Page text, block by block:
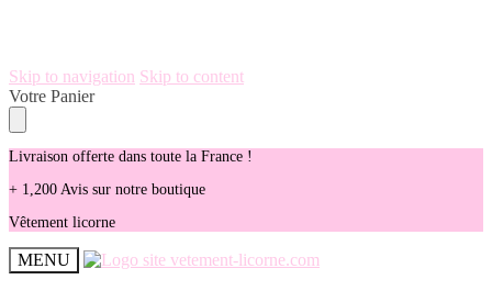
Skip to navigation Skip to content
Votre Panier
Livraison offerte dans toute la France !
+ 1,200 Avis sur notre boutique
Vêtement licorne
MENU